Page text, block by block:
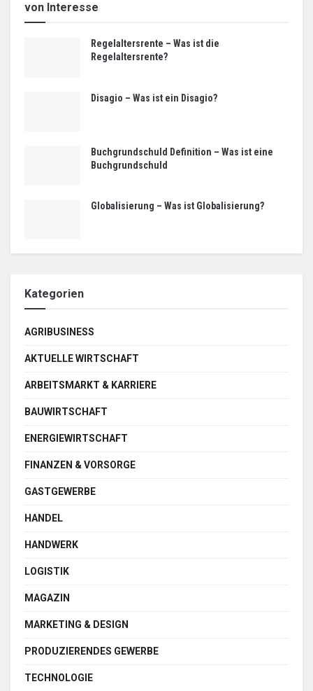
von Interesse
Regelaltersrente – Was ist die
Regelaltersrente?
Disagio – Was ist ein Disagio?
Buchgrundschuld Definition – Was ist eine
Buchgrundschuld
Globalisierung – Was ist Globalisierung?
Kategorien
AGRIBUSINESS
AKTUELLE WIRTSCHAFT
ARBEITSMARKT & KARRIERE
BAUWIRTSCHAFT
ENERGIEWIRTSCHAFT
FINANZEN & VORSORGE
GASTGEWERBE
HANDEL
HANDWERK
LOGISTIK
MAGAZIN
MARKETING & DESIGN
PRODUZIERENDES GEWERBE
TECHNOLOGIE